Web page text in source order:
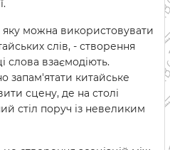
яку можна використовувати
слів, - створення
слова взаємодіють.
запам'ятати китайське
сцену, де на столі
стіл поруч із невеликим